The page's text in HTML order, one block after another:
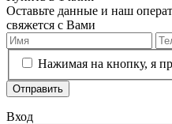
Оставьте данные и наш
свяжется с Вами
Нажимая на кнопку, я
Отправить
Вход